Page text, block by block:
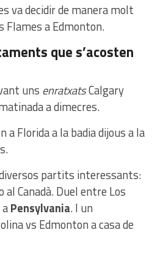
va decidir de manera molt
Flames a Edmonton.
que s’acosten
uns enratxatsCalgary
a dimecres.
a Florida a la badia dijous a la
partits interessants:
Canadà. Duel entre Los
Pensylvania. I un
vs Edmonton a casa de